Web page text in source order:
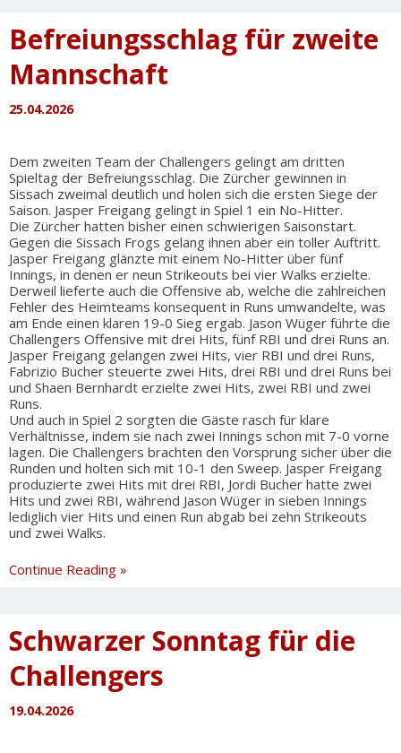
Befreiungsschlag für zweite
Mannschaft
25.04.2026
Dem zweiten Team der Challengers gelingt am dritten
Spieltag der Befreiungsschlag. Die Zürcher gewinnen in
Sissach zweimal deutlich und holen sich die ersten Siege der
Saison. Jasper Freigang gelingt in Spiel 1 ein No-Hitter.
Die Zürcher hatten bisher einen schwierigen Saisonstart.
Gegen die Sissach Frogs gelang ihnen aber ein toller Auftritt.
Jasper Freigang glänzte mit einem No-Hitter über fünf
Innings, in denen er neun Strikeouts bei vier Walks erzielte.
Derweil lieferte auch die Offensive ab, welche die zahlreichen
Fehler des Heimteams konsequent in Runs umwandelte, was
am Ende einen klaren 19-0 Sieg ergab. Jason Wüger führte die
Challengers Offensive mit drei Hits, fünf RBI und drei Runs an.
Jasper Freigang gelangen zwei Hits, vier RBI und drei Runs,
Fabrizio Bucher steuerte zwei Hits, drei RBI und drei Runs bei
und Shaen Bernhardt erzielte zwei Hits, zwei RBI und zwei
Runs.
Und auch in Spiel 2 sorgten die Gäste rasch für klare
Verhältnisse, indem sie nach zwei Innings schon mit 7-0 vorne
lagen. Die Challengers brachten den Vorsprung sicher über die
Runden und holten sich mit 10-1 den Sweep. Jasper Freigang
produzierte zwei Hits mit drei RBI, Jordi Bucher hatte zwei
Hits und zwei RBI, während Jason Wüger in sieben Innings
lediglich vier Hits und einen Run abgab bei zehn Strikeouts
und zwei Walks.
Continue Reading »
Schwarzer Sonntag für die
Challengers
19.04.2026